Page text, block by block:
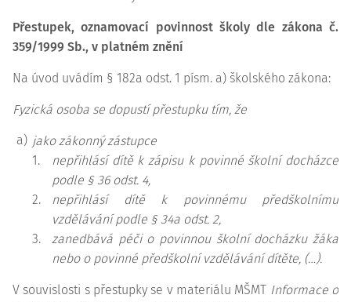
Přestupek, oznamovací povinnost školy dle zákona č.
359/1999 Sb., v platném znění
Na úvod uvádím § 182a odst. 1 písm. a) školského zákona:
Fyzická osoba se dopustí přestupku tím, že
a) jako zákonný zástupce
1.
nepřihlásí dítě k zápisu k povinné školní docházce
podle § 36 odst. 4,
2.
nepřihlásí dítě k povinnému předškolnímu
vzdělávání podle § 34a odst. 2,
3.
zanedbává péči o povinnou školní docházku žáka
nebo o povinné předškolní vzdělávání dítěte, (…).
V souvislosti s přestupky se v materiálu MŠMT Informace o